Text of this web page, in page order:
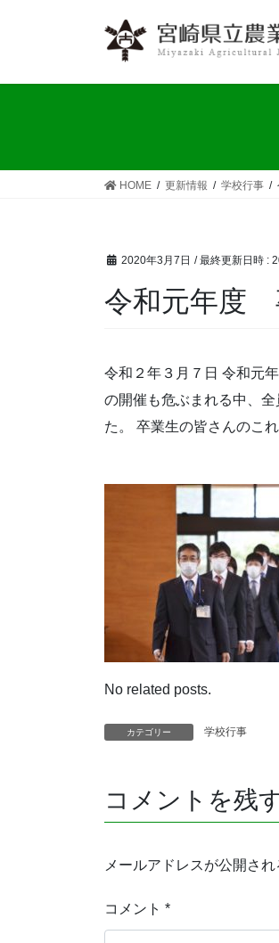
HOME 更新情報 学校行事
2020年3月7日 / 最終更新日時 :
令和元年度
令和２年３月７日 令和元
の開催も危ぶまれる中、
た。 卒業生の皆さんのこ
No related posts.
カテゴリー 学校行事
コメントを残
メールアドレスが公開され
コメント *